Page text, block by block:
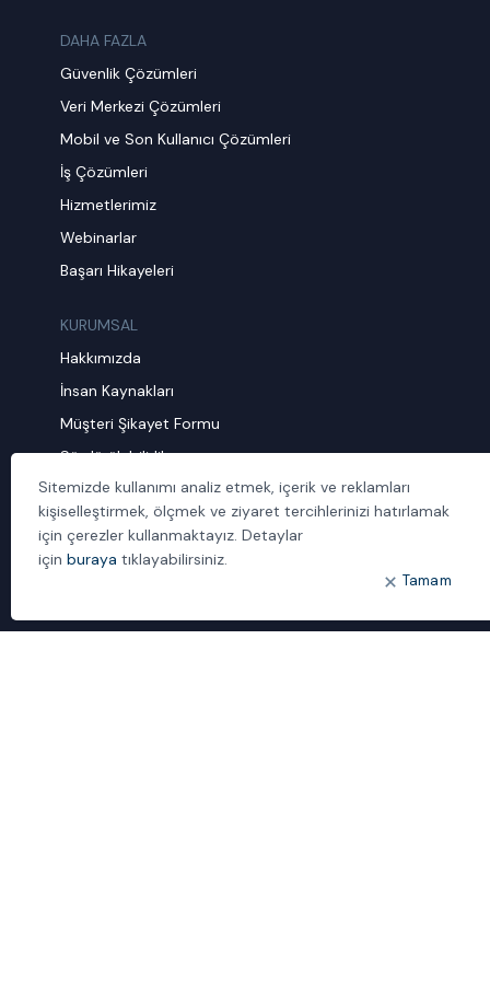
DAHA FAZLA
Güvenlik Çözümleri
Veri Merkezi Çözümleri
Mobil ve Son Kullanıcı Çözümleri
İş Çözümleri
Hizmetlerimiz
Webinarlar
Başarı Hikayeleri
KURUMSAL
Hakkımızda
İnsan Kaynakları
Müşteri Şikayet Formu
Sürdürülebilirlik
Politika ve Prosedürler
İletişim
Sitemizde kullanımı analiz etmek, içerik ve reklamları
kişiselleştirmek, ölçmek ve ziyaret tercihlerinizi hatırlamak
için çerezler kullanmaktayız. Detaylar
için buraya tıklayabilirsiniz.
Tamam